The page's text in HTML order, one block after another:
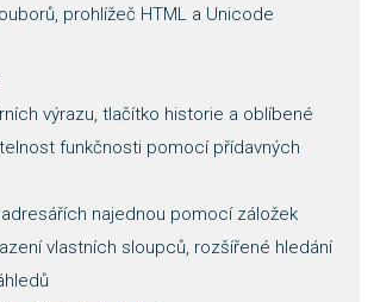
prohlížeč HTML a Unicode
výrazu, tlačítko historie a oblíbené
funkčnosti pomocí přídavných
najednou pomocí záložek
vlastních sloupců, rozšířené hledání